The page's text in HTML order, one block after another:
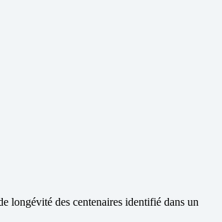
longévité des centenaires identifié dans un